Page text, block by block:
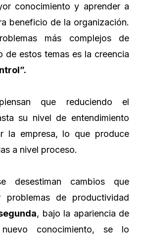
conocimiento y aprender a
beneficio de la organización.
más complejos de
de estos temas es la creencia
que reduciendo el
su nivel de entendimiento
la empresa, lo que produce
a nivel proceso.
desestiman cambios que
problemas de productividad
, bajo la apariencia de
nuevo conocimiento, se lo